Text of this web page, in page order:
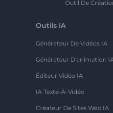
Outil De
Outils IA
Générateur De Vidéos IA
Générateur D'animation
Éditeur Vidéo IA
IA Texte-À-Vidéo
Créateur De Sites Web IA